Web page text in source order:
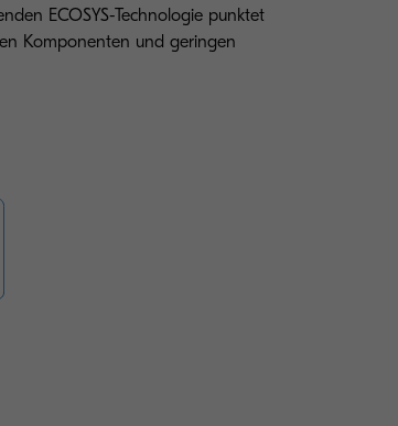
ECOSYS-Technologie punktet
Komponenten und geringen